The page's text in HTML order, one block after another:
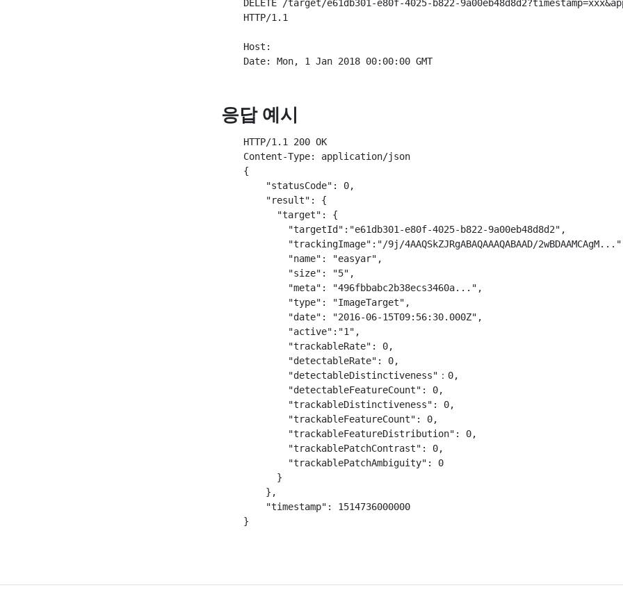
DELETE /target/e61db301-e80f-4025-b822-
    HTTP/1.1
    Host:
    Date: Mon, 1 Jan 2018 00:00:00 GMT
응답 예시
    HTTP/1.1 200 OK
    Content-Type: application/json
    {
        "statusCode": 0,
        "result": {
          "target": {
            "targetId":"e61db301-e80f-4025-b822-9a00eb48d8d2",
"trackingImage":"/9j/4AAQSkZJRgABAQAAAQABAAD/2wBDAAMCAgM..."
            "name": "easyar",
            "size": "5",
            "meta": "496fbbabc2b38ecs3460a...",
            "type": "ImageTarget",
            "date": "2016-06-15T09:56:30.000Z",
            "active":"1",
            "trackableRate": 0,
            "detectableRate": 0,
            "detectableDistinctiveness"：0,
            "detectableFeatureCount": 0,
            "trackableDistinctiveness": 0,
            "trackableFeatureCount": 0,
            "trackableFeatureDistribution": 0,
            "trackablePatchContrast": 0,
            "trackablePatchAmbiguity": 0
          }
        },
        "timestamp": 1514736000000